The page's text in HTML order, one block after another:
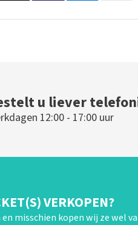
u liever
12:00 - 17:00 uur
VERKOPEN?
misschien kopen wij ze wel